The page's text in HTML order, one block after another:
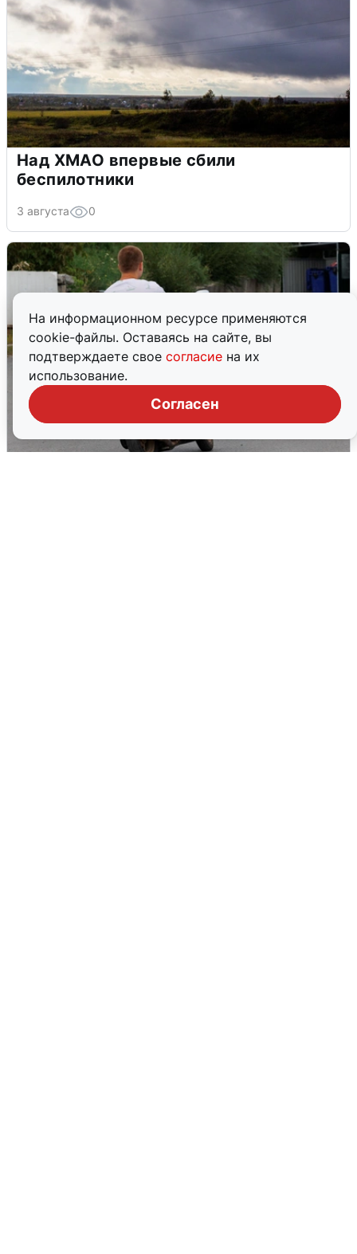
На информационном ресурсе применяются
cookie-файлы. Оставаясь на сайте, вы
подтверждаете свое согласие на их
использование.
Согласен
Над ХМАО впервые сбили
беспилотники
3 августа 0